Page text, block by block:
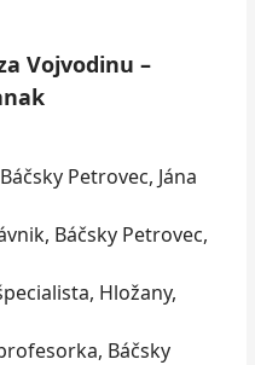
Vojvodinu –
Petrovec, Jána
Báčsky Petrovec,
Hložany,
Báčsky